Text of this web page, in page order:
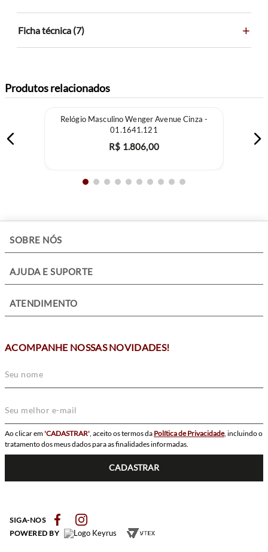
Material da caixa: Aço.
Material da Pulseira: Couro.
Cor da pulseira: Rosa.
Resistência à água: 30m.
Tamanho da caixa: 32mm.
Características: Detalhe em diamante as 12h.
Ficha técnica (7) +
Produtos relacionados
Relógio Masculino Wenger Avenue Cinza -
01.1641.121
R$ 1.806,00
SOBRE NÓS
AJUDA E SUPORTE
ATENDIMENTO
ACOMPANHE NOSSAS NOVIDADES!
Ao clicar em'CADASTRAR', aceito os termos da Política de Privacidade, incluindo o
tratamento dos meus dados para as finalidades informadas.
CADASTRAR
SIGA-NOS
POWERED BY